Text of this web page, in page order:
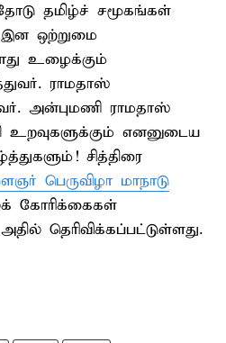
தமிழ்ச் சமூகங்கள்
இன ஒற்றுமை
உழைக்கும்
ராமதாஸ்
அன்புமணி ராமதாஸ்
உறவுகளுக்கும் எனனுடைய
சித்திரை
பெருவிழா மாநாடு
கோரிக்கைகள்
தெரிவிக்கப்பட்டுள்ளது.